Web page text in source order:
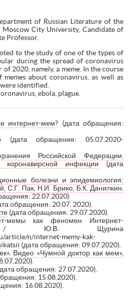
of Russian Literature of the
City University, Candidate of
Professor.
to the study of one of the types of
during the spread of coronavirus
2020, namely, a meme. In the course
about coronavirus, as well as
identified.
ebola, plague.
интернет-мем? (дата обращения:
(дата обращения: 05.07.2020-
Российской Федерации.
инфекции (дата
болезни и эпидемиология:
С.Г. Пак, Н.И. Брико, Б.К. Данилкин.
22.07.2020).
обращения: 20.07. 2020).
(дата обращения: 29.07.2020).
мемы как феномен Интернет-
/ Ю.В. Щурина
article/n/internet-memy-kak-
(дата обращения: 09.07.2020).
Видео «Чумной доктор как мем»,
обращения: 27.07.2020).
15.08.2020).
16.08.2020).